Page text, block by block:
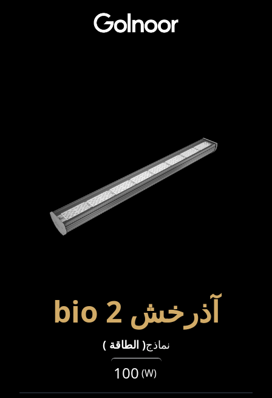
آذرخش bio 2
نماذج( الطاقة )
100 (W)